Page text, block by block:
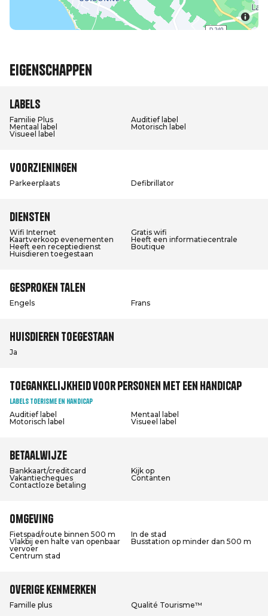
Eigenschappen
Labels
Familie Plus
Auditief label
Mentaal label
Motorisch label
Visueel label
Voorzieningen
Parkeerplaats Defibrillator
Diensten
Wifi Internet
Gratis wifi
Kaartverkoop evenementen
Heeft een informatiecentrale
Heeft een receptiedienst
Boutique
Huisdieren toegestaan
Gesproken talen
Engels Frans
Huisdieren toegestaan
Ja
Toegankelijkheid voor personen met een handicap
Labels Toerisme en Handicap
Auditief label
Mentaal label
Motorisch label
Visueel label
Betaalwijze
Bankkaart/creditcard
Kijk op
Vakantiecheques
Contanten
Contactloze betaling
Omgeving
Fietspad/route binnen 500 m
In de stad
Vlakbij een halte van openbaar
vervoer
Busstation op minder dan 500 m
Centrum stad
Overige kenmerken
Famille plus Qualité Tourisme™